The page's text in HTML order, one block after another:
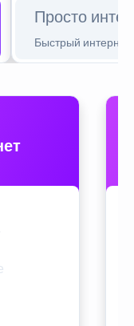
Просто
Быстрый интернет